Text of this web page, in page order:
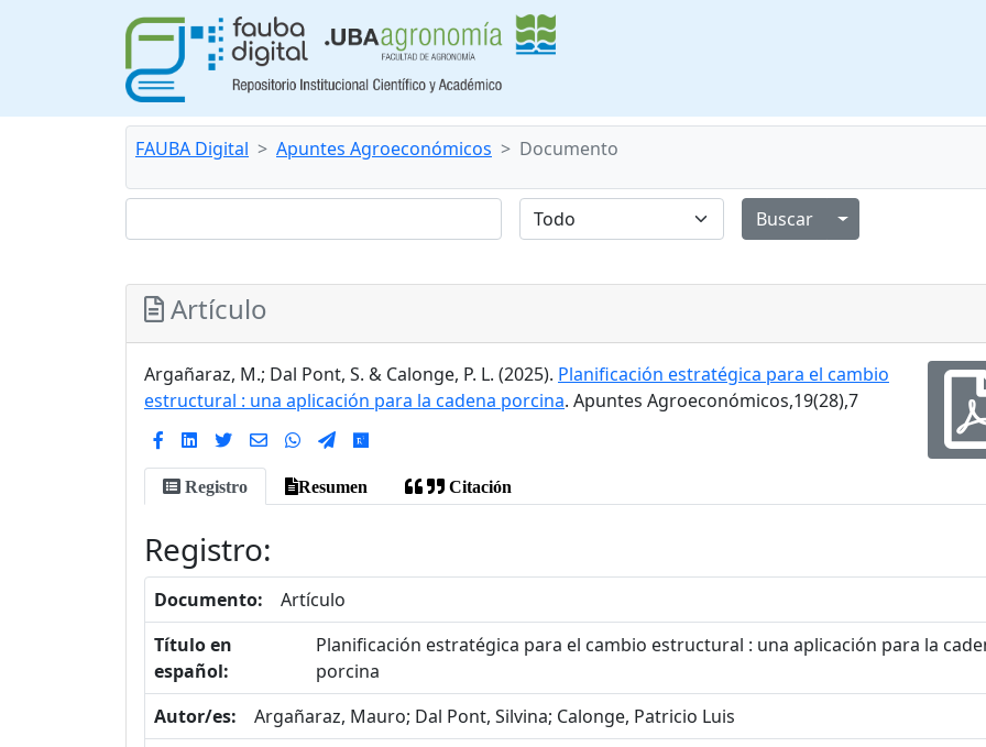
FAUBA Digital Apuntes Agroeconómicos Documento
Alternar menú
Artículo
Argañaraz, M.; Dal Pont, S. & Calonge, P. L. (2025). Planificación estratégica para el cambio
estructural : una aplicación para la cadena porcina. Apuntes Agroeconómicos,19(28),7
Registro Resumen Citación
Registro:
Documento:
Artículo
Título en
español:
Planificación estratégica para el cambio estructural : una aplicación para la
porcina
Autor/es:
Argañaraz, Mauro; Dal Pont, Silvina; Calonge, Patricio Luis